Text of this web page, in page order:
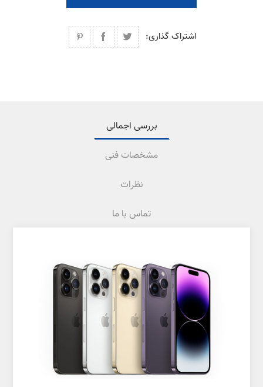
اشتراک گذاری:
بررسی اجمالی
مشخصات فنی
نظرات
تماس با ما